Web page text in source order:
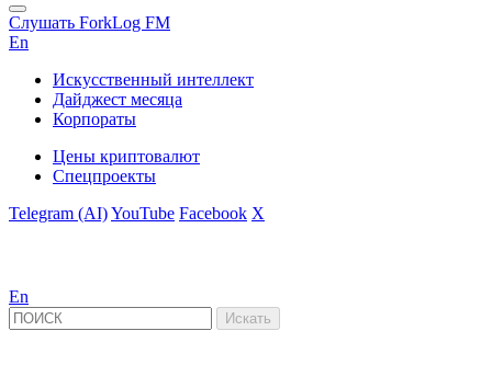
Слушать ForkLog FM
En
Искусственный интеллект
Дайджест месяца
Корпораты
Цены криптовалют
Спецпроекты
Telegram (AI)YouTube Facebook X
En